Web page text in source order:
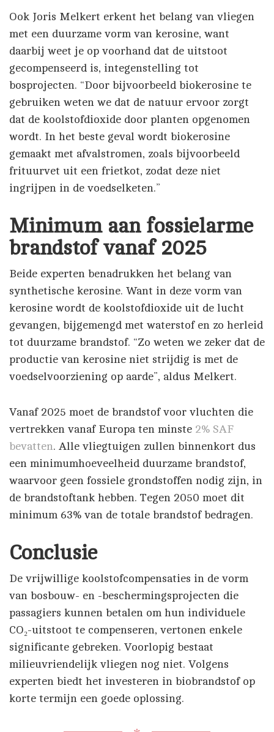
Ook Joris Melkert erkent het belang van vliegen
met een duurzame vorm van kerosine, want
daarbij weet je op voorhand dat de uitstoot
gecompenseerd is, integenstelling tot
bosprojecten. “Door bijvoorbeeld biokerosine te
gebruiken weten we dat de natuur ervoor zorgt
dat de koolstofdioxide door planten opgenomen
wordt. In het beste geval wordt biokerosine
gemaakt met afvalstromen, zoals bijvoorbeeld
frituurvet uit een frietkot, zodat deze niet
ingrijpen in de voedselketen.”
Minimum aan fossielarme
brandstof vanaf 2025
Beide experten benadrukken het belang van
synthetische kerosine. Want in deze vorm van
kerosine wordt de koolstofdioxide uit de lucht
gevangen, bijgemengd met waterstof en zo herleid
tot duurzame brandstof. “Zo weten we zeker dat de
productie van kerosine niet strijdig is met de
voedselvoorziening op aarde”, aldus Melkert.
Vanaf 2025 moet de brandstof voor vluchten die
vertrekken vanaf Europa ten minste 2% SAF
bevatten. Alle vliegtuigen zullen binnenkort dus
een minimumhoeveelheid duurzame brandstof,
waarvoor geen fossiele grondstoffen nodig zijn, in
de brandstoftank hebben. Tegen 2050 moet dit
minimum 63% van de totale brandstof bedragen.
Conclusie
De vrijwillige koolstofcompensaties in de vorm
van bosbouw- en -beschermingsprojecten die
passagiers kunnen betalen om hun individuele
CO₂-uitstoot te compenseren, vertonen enkele
significante gebreken. Voorlopig bestaat
milieuvriendelijk vliegen nog niet. Volgens
experten biedt het investeren in biobrandstof op
korte termijn een goede oplossing.